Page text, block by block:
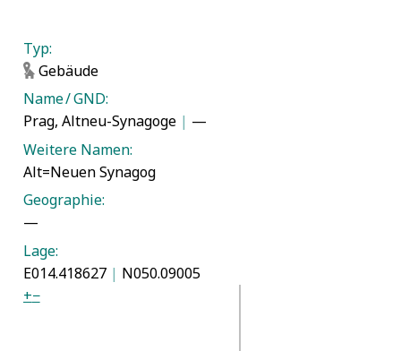
Typ:
gGebäude
Name / GND:
Prag, Altneu-Synagoge | —
Weitere Namen:
Alt=Neuen Synagog
Geographie:
—
Lage:
E014.418627 | N050.09005
+−